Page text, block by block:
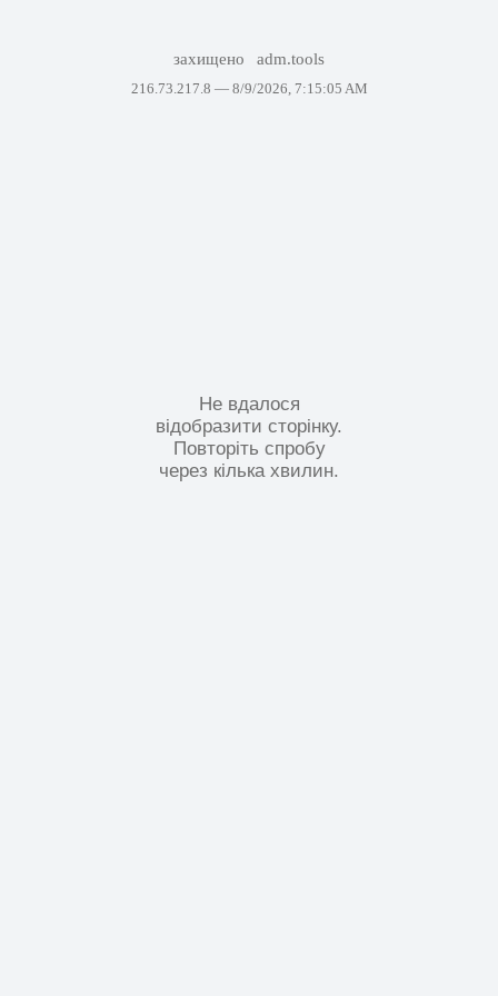
захищено adm.tools
216.73.217.8 — 8/9/2026, 7:15:05 AM
Не вдалося
відобразити сторінку.
Повторіть спробу
через кілька хвилин.